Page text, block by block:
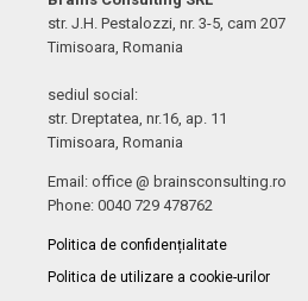
str. J.H. Pestalozzi, nr. 3-5, cam 207
Timisoara, Romania
sediul social:
str. Dreptatea, nr.16, ap. 11
Timisoara, Romania
Email: office @ brainsconsulting.ro
Phone: 0040 729 478762
Politica de confidențialitate
Politica de utilizare a cookie-urilor